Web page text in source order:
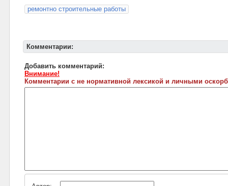
ремонтно строительные работы
Комментарии:
Добавить комментарий:
Внимание!
Комментарии с не нормативной лексикой и личными